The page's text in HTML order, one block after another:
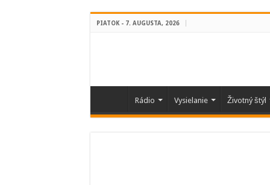
PIATOK - 7. AUGUSTA, 2026
Rádio Vysielanie Životný štýl